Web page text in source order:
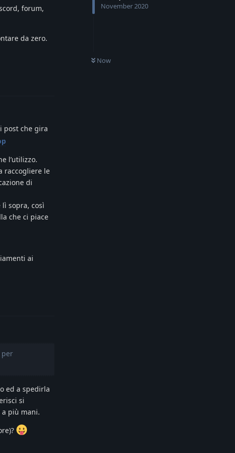
November 2020
Now
forum,
da zero.
post che gira
l’utilizzo.
raccogliere le
di
sopra, così
che ci piace
ai
per
ed a spedirla
si
più mani.